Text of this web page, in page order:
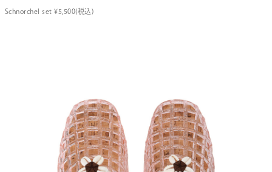
Schnorchel set ¥5,500(税込)